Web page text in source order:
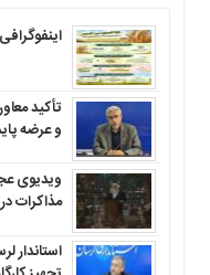
اینفوگرافی
تأکید
و عرضه
ویدیوی
مذاکرات
استاندار